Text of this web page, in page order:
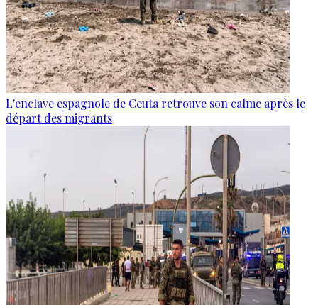
L'enclave espagnole de Ceuta retrouve son calme après le
départ des migrants